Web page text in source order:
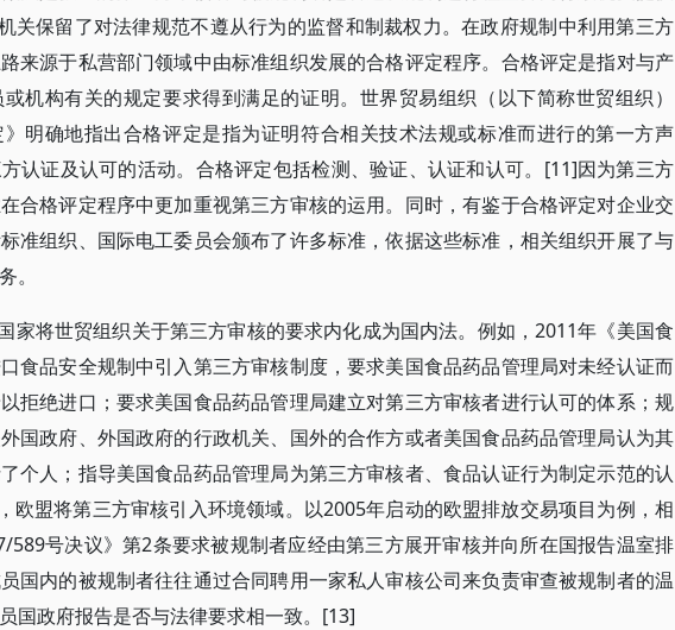
关保留了对法律规范不遵从行为的监督和制裁权力。在政府规制中利用第三方
来源于私营部门领域中由标准组织发展的合格评定程序。合格评定是指对与产
机构有关的规定要求得到满足的证明。世界贸易组织（以下简称世贸组织）
》明确地指出合格评定是指为证明符合相关技术法规或标准而进行的第一方声
认证及认可的活动。合格评定包括检测、验证、认证和认可。[11]因为第三方
合格评定程序中更加重视第三方审核的运用。同时，有鉴于合格评定对企业交
准组织、国际电工委员会颁布了许多标准，依据这些标准，相关组织开展了与
。
家将世贸组织关于第三方审核的要求内化成为国内法。例如，2011年《美国食
食品安全规制中引入第三方审核制度，要求美国食品药品管理局对未经认证而
拒绝进口；要求美国食品药品管理局建立对第三方审核者进行认可的体系；规
国政府、外国政府的行政机关、国外的合作方或者美国食品药品管理局认为其
个人；指导美国食品药品管理局为第三方审核者、食品认证行为制定示范的认
欧盟将第三方审核引入环境领域。以2005年启动的欧盟排放交易项目为例，相
589号决议》第2条要求被规制者应经由第三方展开审核并向所在国报告温室排
国内的被规制者往往通过合同聘用一家私人审核公司来负责审查被规制者的温
国政府报告是否与法律要求相一致。[13]